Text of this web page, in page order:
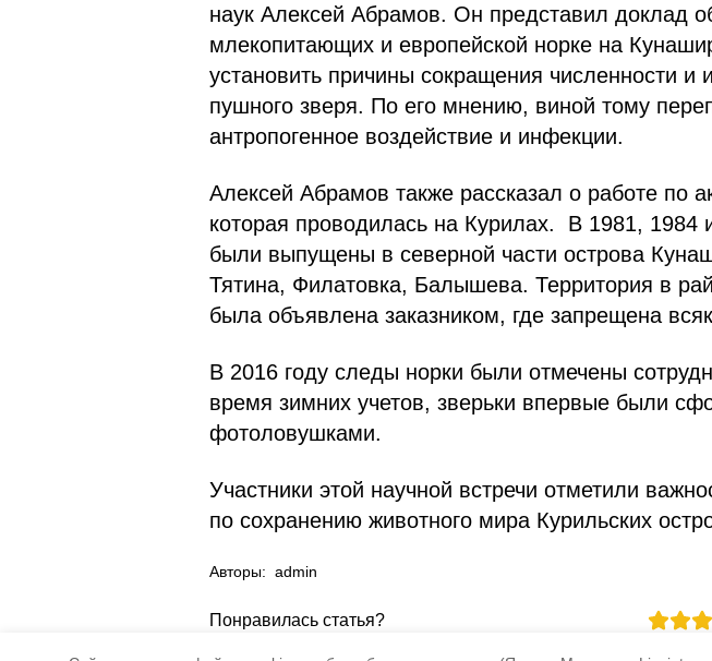
наук Алексей Абрамов. Он представил доклад
млекопитающих и европейской норке на
установить причины сокращения численности и
пушного зверя. По его мнению, виной тому
антропогенное воздействие и инфекции.
Алексей Абрамов также рассказал о работе по
которая проводилась на Курилах. В 1981, 1984
были выпущены в северной части острова
Тятина, Филатовка, Балышева. Территория в
была объявлена заказником, где запрещена
В 2016 году следы норки были отмечены
время зимних учетов, зверьки впервые были
фотоловушками.
Участники этой научной встречи отметили
по сохранению животного мира Курильских
Авторы: admin
Понравилась статья?